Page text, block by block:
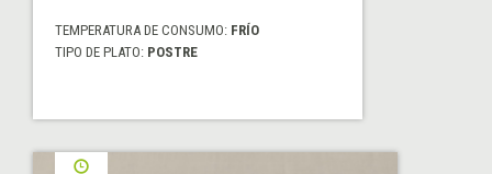
TEMPERATURA DE CONSUMO: FRÍO
TIPO DE PLATO: POSTRE